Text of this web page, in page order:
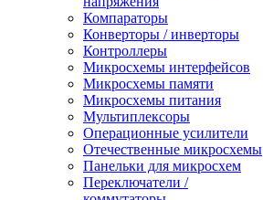
Компараторы
Конверторы / инверторы
Контроллеры
Микросхемы интерфейсов
Микросхемы памяти
Микросхемы питания
Мультиплексоры
Операционные усилители
Отечественные микросхемы
Панельки для микросхем
Переключатели /